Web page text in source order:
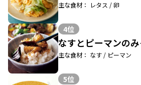
主な食材： レタス / 卵
4位
なすとピーマンの
主な食材： なす / ピーマン
5位